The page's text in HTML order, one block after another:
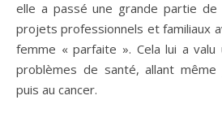
elle a passé une grande partie
projets professionnels et familiaux
femme « parfaite ». Cela lui a
problèmes de santé, allant même
puis au cancer.